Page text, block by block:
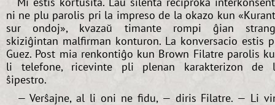
ni ne plu parolis pri la impreso de la okazo kun
sur ondoj», kvazaŭ timante rompi ĝian
skiziĝintan malfirman konturon. La konversacio estis
Guez. Post mia renkontiĝo kun Brown Filatre parolis
li telefone, ricevinte pli plenan karakterizon de
ŝipestro.
— Verŝajne, al li oni ne fidu, — diris Filatre. — Li